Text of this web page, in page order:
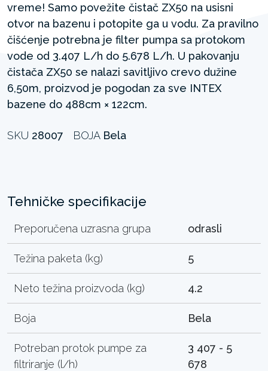
vreme! Samo povežite čistač ZX50 na usisni
otvor na bazenu i potopite ga u vodu. Za pravilno
čišćenje potrebna je filter pumpa sa protokom
vode od 3.407 L/h do 5.678 L/h. U pakovanju
čistača ZX50 se nalazi savitljivo crevo dužine
6,50m, proizvod je pogodan za sve INTEX
bazene do 488cm × 122cm.
SKU 28007 BOJA Bela
Tehničke specifikacije
Preporučena uzrasna grupa odrasli
Težina paketa (kg) 5
Neto težina proizvoda (kg) 4.2
Boja Bela
Potreban protok pumpe za
filtriranje (l/h)
3 407 - 5
678